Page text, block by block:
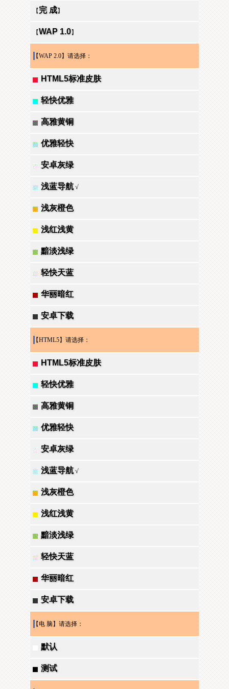
【 完 成】
【WAP 1.0】
【WAP 2.0】请选择：
HTML5标准皮肤
轻快优雅
高雅黄铜
优雅轻快
安卓灰绿
浅蓝导航√
浅灰橙色
浅红浅黄
黯淡浅绿
轻快天蓝
华丽暗红
安卓下载
【HTML5】请选择：
HTML5标准皮肤
轻快优雅
高雅黄铜
优雅轻快
安卓灰绿
浅蓝导航√
浅灰橙色
浅红浅黄
黯淡浅绿
轻快天蓝
华丽暗红
安卓下载
【电 脑】请选择：
默认
测试